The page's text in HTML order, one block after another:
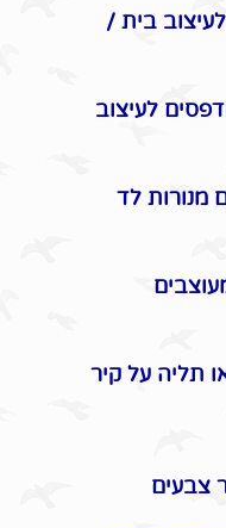
בית /
לעיצוב
מנורות לד
תליה על קיר
צבעים